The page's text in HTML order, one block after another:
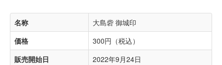
名称
大島砦 御城印
価格
300円（税込）
販売開始日
2022年9月24日